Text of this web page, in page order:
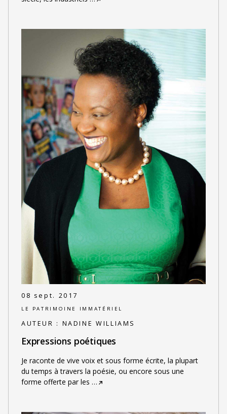
08 sept. 2017
LE PATRIMOINE IMMATÉRIEL
AUTEUR : NADINE WILLIAMS
Expressions poétiques
Je raconte de vive voix et sous forme écrite, la plupart
du temps à travers la poésie, ou encore sous une
forme offerte par les …